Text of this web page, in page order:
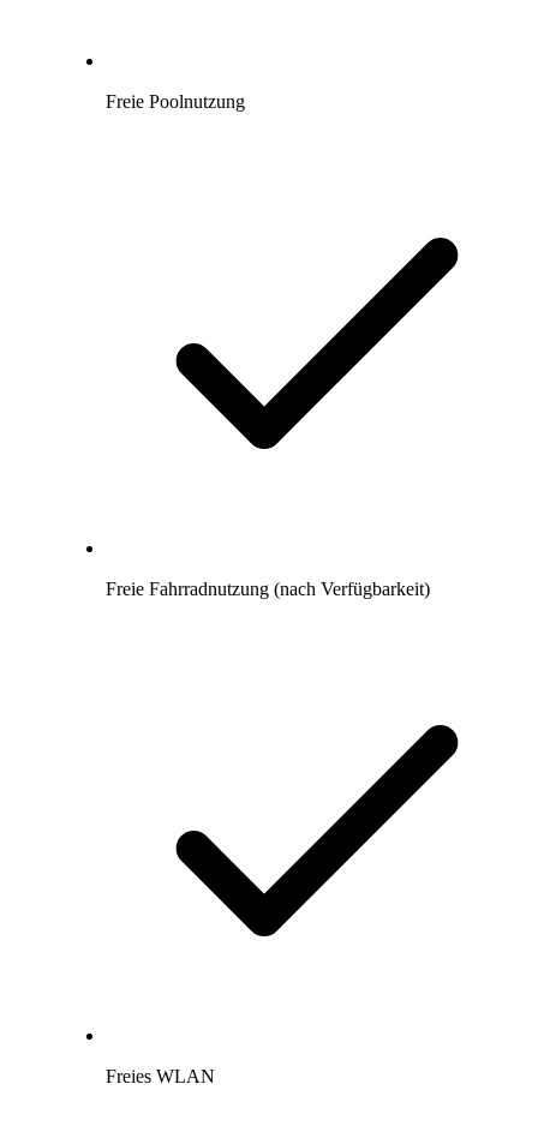
Freie Poolnutzung
Freie Fahrradnutzung (nach Verfügbarkeit)
Freies WLAN